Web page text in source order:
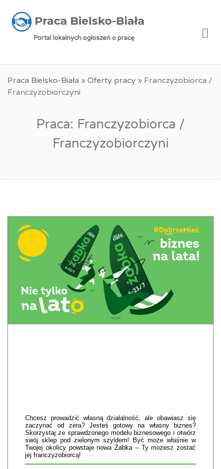
Praca Bielsko-Biała
Portal lokalnych ogłoszeń o pracę
Praca Bielsko-Biała » Oferty pracy » Franczyzobiorca /
Franczyzobiorczyni
Praca: Franczyzobiorca /
Franczyzobiorczyni
Chcesz prowadzić własną działalność, ale obawiasz się
zaczynać od zera? Jesteś gotowy na własny biznes?
Skorzystaj ze sprawdzonego modelu biznesowego i otwórz
swój sklep pod zielonym szyldem! Być może właśnie w
Twojej okolicy powstaje nowa Żabka – Ty możesz zostać
jej franczyzobiorcą!